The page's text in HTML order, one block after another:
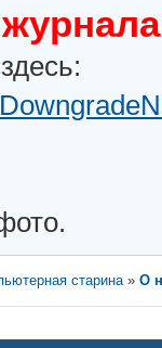
старина »О